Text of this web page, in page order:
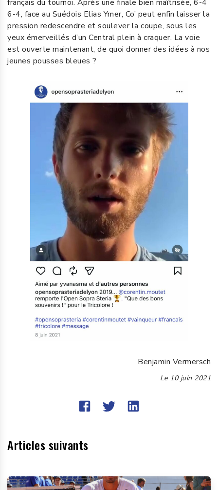
français du tournoi. Après une finale bien maîtrisée, 6-4
6-4, face au Suédois Elias Ymer, Co’ peut enfin laisser la
pression redescendre et soulever la coupe, sous les
yeux émerveillés d’un Central plein à craquer. La voie
est ouverte maintenant, de quoi donner des idées à nos
jeunes pousses bleues ?
Benjamin Vermersch
Le 10 juin 2021
Articles suivants